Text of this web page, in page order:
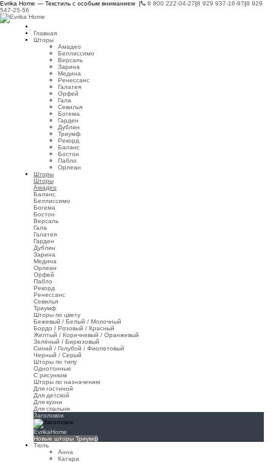
Evrika Home — Текстиль с особым вниманием | 8 800 222-04-27|8 929 937-16-97|8 929
547-25-56
Главная
Шторы
Амадео
Беллиссимо
Версаль
Зарина
Медина
Ренессанс
Галатея
Орфей
Гала
Севилья
Богема
Гарден
Дублин
Триумф
Рекорд
Баланс
Бостон
Пабло
Орлеан
Шторы
Шторы
Амадео
Баланс
Беллиссимо
Богема
Бостон
Версаль
Гала
Галатея
Гарден
Дублин
Зарина
Медина
Орлеан
Орфей
Пабло
Рекорд
Ренессанс
Севилья
Триумф
Шторы по цвету
Бежевый / Белый / Молочный
Бордо / Розовый / Красный
Желтый / Коричневый / Оранжевый
Зелёный / Бирюзовый
Синий / Голубой / Фиолетовый
Черный / Серый
Шторы по типу
Однотонные
С рисунком
Шторы по назначению
Для гостиной
Для детской
Для кухни
Для спальни
Заголовок
EvrikaHome
Новые шторы Триумф
Тюль
Анна
Катара